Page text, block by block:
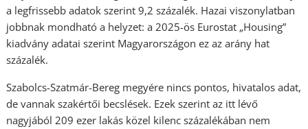
a legfrissebb adatok szerint 9,2 százalék. Hazai viszonylatban
jobbnak mondható a helyzet: a 2025-ös Eurostat „Housing”
kiadvány adatai szerint Magyarországon ez az arány hat
százalék.
Szabolcs-Szatmár-Bereg megyére nincs pontos, hivatalos adat,
de vannak szakértői becslések. Ezek szerint az itt lévő
nagyjából 209 ezer lakás közel kilenc százalékában nem